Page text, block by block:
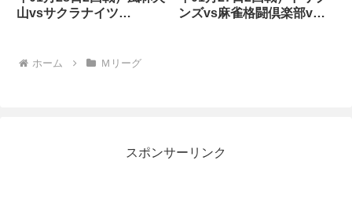
山vsサクラナイツ
ンズvs麻雀格闘倶楽部vs
ホーム Ｍリーグ
スポンサーリンク